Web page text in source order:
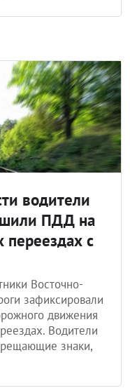
водители
ПДД на
с
Восточно-
зафиксировали
движения
Водители
знаки,